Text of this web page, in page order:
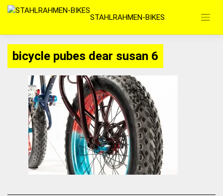
Zum
springen
STAHLRAHMEN-BIKES
bicycle pubes dear susan 6